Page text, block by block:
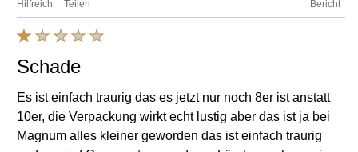
Hilfreich Teilen Bericht
Schade
Es ist einfach traurig das es jetzt nur noch 8er ist anstatt
10er, die Verpackung wirkt echt lustig aber das ist ja bei
Magnum alles kleiner geworden das ist einfach traurig